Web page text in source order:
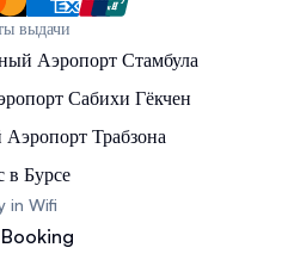
выдачи
Аэропорт Стамбула
Сабихи Гёкчен
Трабзона
Бурсе
in Wifi